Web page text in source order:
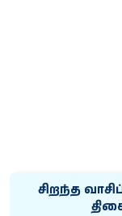
சிறந்த